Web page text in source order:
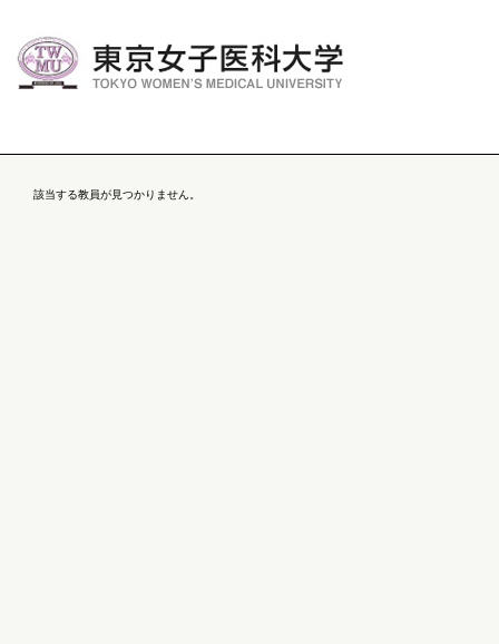
該当する教員が見つかりません。